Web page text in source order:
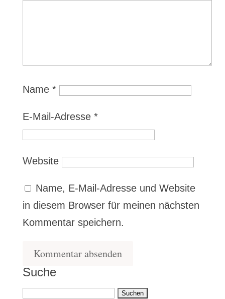
Name *
E-Mail-Adresse *
Website
Name, E-Mail-Adresse und Website
in diesem Browser für meinen nächsten
Kommentar speichern.
Suche
Suchen